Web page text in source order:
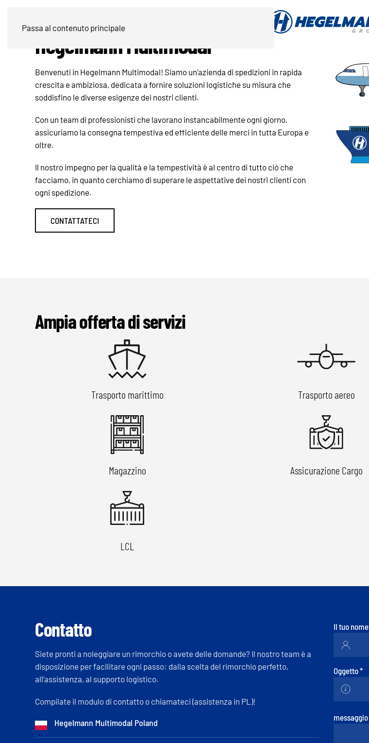
Passa al contenuto principale
Hegelmann Multimodal
Benvenuti in Hegelmann Multimodal! Siamo un’azienda di spedizioni in rapida
crescita e ambiziosa, dedicata a fornire soluzioni logistiche su misura che
soddisfino le diverse esigenze dei nostri clienti.
Con un team di professionisti che lavorano instancabilmente ogni giorno,
assicuriamo la consegna tempestiva ed efficiente delle merci in tutta Europa e
oltre.
Il nostro impegno per la qualità e la tempestività è al centro di tutto ciò che
facciamo, in quanto cerchiamo di superare le aspettative dei nostri clienti con
ogni spedizione.
CONTATTATECI
Ampia offerta di servizi
Trasporto marittimo Trasporto aereo
Magazzino Assicurazione Cargo
LCL
Contatto
Siete pronti a noleggiare un rimorchio o avete delle domande? Il nostro team è a
disposizione per facilitare ogni passo: dalla scelta del rimorchio perfetto,
all’assistenza, al supporto logistico.
Compilate il modulo di contatto o chiamateci (assistenza in PL)!
Hegelmann Multimodal Poland
Il tuo nome
Oggetto*
messaggio